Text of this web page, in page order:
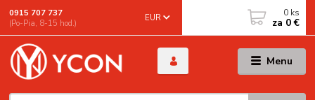
Menu
EUR
0915 707 737
(Po-Pia, 8-15 hod.)
0 ks
za 0 €